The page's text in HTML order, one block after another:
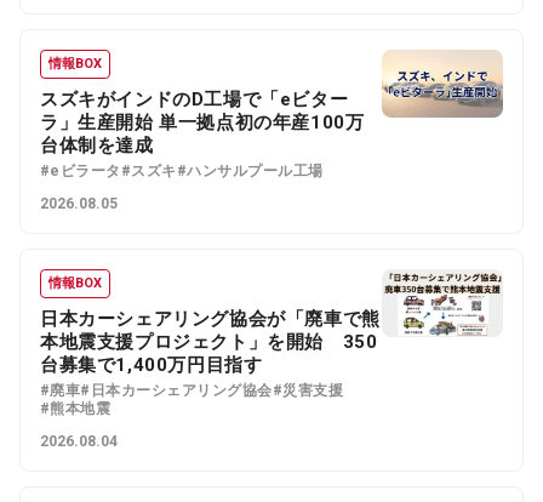
情報BOX
スズキがインドのD工場で「eビター
ラ」生産開始 単一拠点初の年産100万
台体制を達成
#eビラータ #スズキ #ハンサルプール工場
2026.08.05
情報BOX
日本カーシェアリング協会が「廃車で熊
本地震支援プロジェクト」を開始 350
台募集で1,400万円目指す
#廃車#日本カーシェアリング協会#災害支援
#熊本地震
2026.08.04